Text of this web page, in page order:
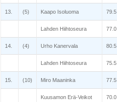
13. (5) Kaapo Isoluoma 79.5
Lahden Hiihtoseura 77.0
14. (4) Urho Kanervala 80.5
Lahden Hiihtoseura 75.5
15. (10) Miro Maaninka 77.5
Kuusamon Erä-Veikot 70.0